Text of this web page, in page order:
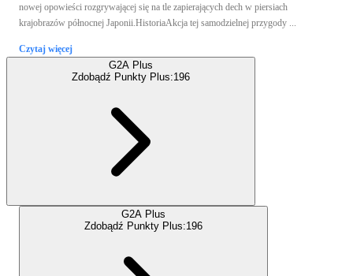
nowej opowieści rozgrywającej się na tle zapierających dech w piersiach
krajobrazów północnej Japonii.HistoriaAkcja tej samodzielnej przygody ...
Czytaj więcej
G2A Plus
Zdobądź Punkty Plus:196
G2A Plus
Zdobądź Punkty Plus:196